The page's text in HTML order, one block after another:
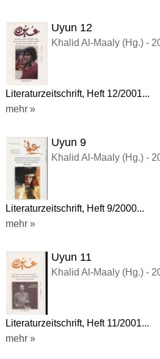
Uyun 12
Khalid Al-Maaly (Hg.) -
Literaturzeitschrift, Heft 12/2001...
mehr »
Uyun 9
Khalid Al-Maaly (Hg.) -
Literaturzeitschrift, Heft 9/2000...
mehr »
Uyun 11
Khalid Al-Maaly (Hg.) -
Literaturzeitschrift, Heft 11/2001...
mehr »